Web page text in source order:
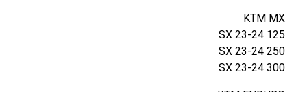
2
0
2
4
כ
KTM MX
125 SX 23-24
250 SX 23-24
300 SX 23-24